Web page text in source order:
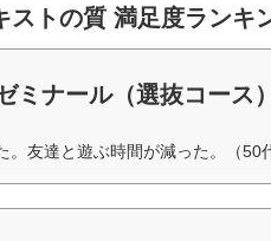
ストの質 満足度ランキ
ミナール（選抜コース）
。友達と遊ぶ時間が減った。（50